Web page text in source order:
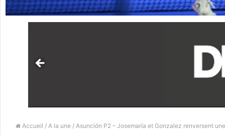
Accueil / A la une / Asunción P2 – Josemaría et Gonzalez renversent